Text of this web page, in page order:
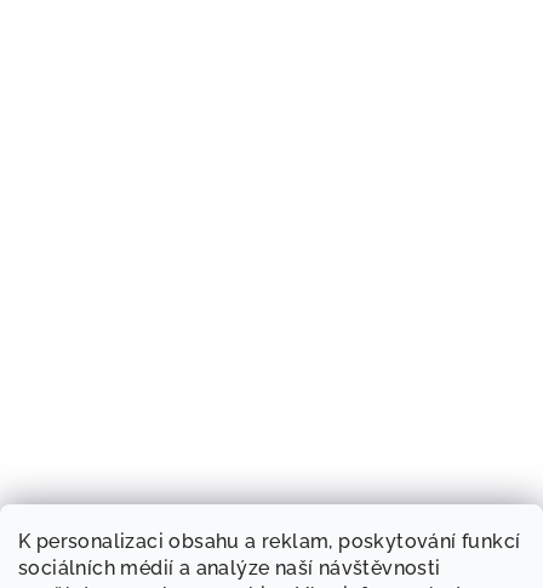
K personalizaci obsahu a reklam, poskytování funkcí
sociálních médií a analýze naší návštěvnosti